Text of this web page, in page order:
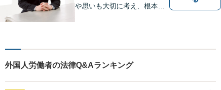
や思いも大切に考え、根本的
とりに合ったサポートを心が
けています。【夜間・休日相
談可能】【オンライン出張相
談可】
外国人労働者の法律Q&Aランキング